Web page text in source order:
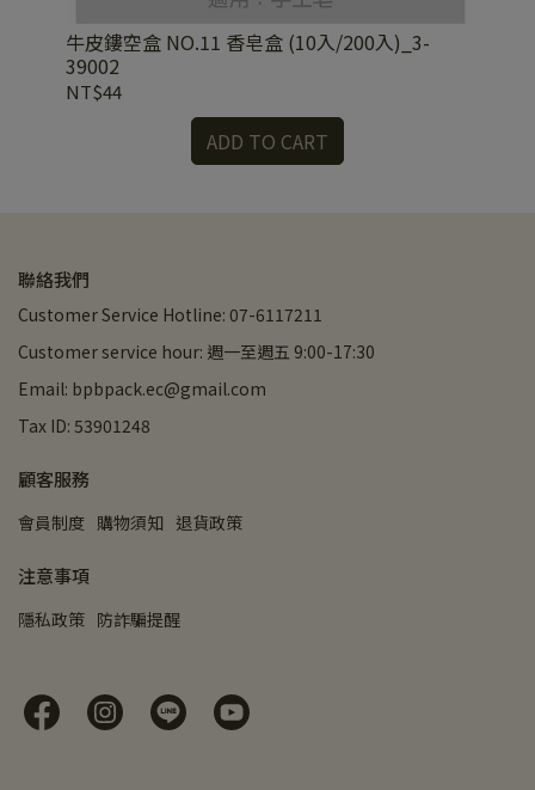
牛皮鏤空盒 NO.11 香皂盒 (10入/200入)_3-
39002
NT$44
ADD TO CART
聯絡我們
Customer Service Hotline: 07-6117211
Customer service hour: 週一至週五 9:00-17:30
Email: bpbpack.ec@gmail.com
Tax ID: 53901248
顧客服務
會員制度 購物須知 退貨政策
注意事項
隱私政策 防詐騙提醒